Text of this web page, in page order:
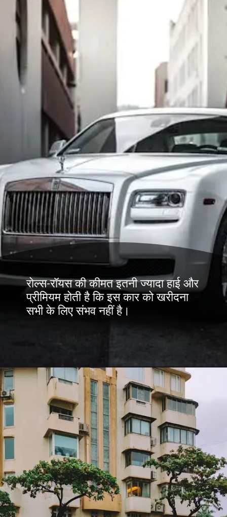
रोल्स-रॉयस की कीमत इतनी ज्यादा हाई और
प्रीमियम होती है कि इस कार को खरीदना
सभी के लिए संभव नहीं है।